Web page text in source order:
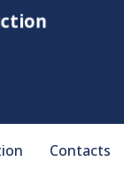
Contacts